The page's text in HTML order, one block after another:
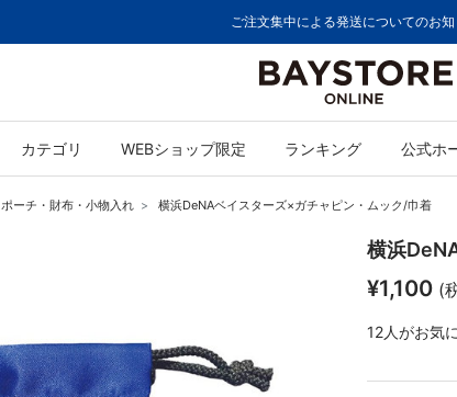
8,000円(税込)以上のご購入で送料
カテゴリ WEBショップ限定 ランキング 公式ホ
ポーチ・財布・小物入れ 横浜DeNAベイスターズ×ガチャピン・ムック/巾着
横浜
¥1,100 (
12人がお気